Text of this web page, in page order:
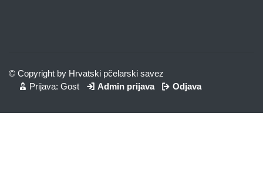
© Copyright by Hrvatski pčelarski savez
Prijava: Gost
Admin prijava Odjava